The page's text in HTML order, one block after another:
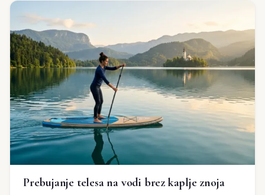
Prebujanje telesa na vodi brez kaplje znoja